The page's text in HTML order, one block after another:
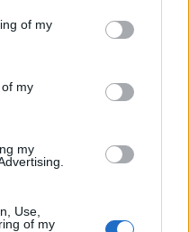
You may click to
its third-party tags to
in below Google
of my
my
my
Use,
of my
több tucat
az öregedés
szerint ennek
év múlva már 610